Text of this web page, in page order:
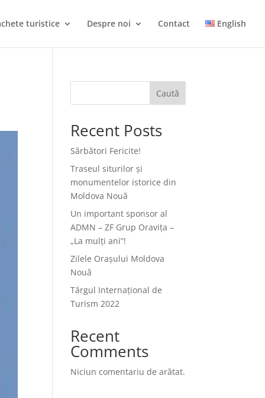
turistice Despre noi Contact English
Caută
Recent Posts
Sărbători Fericite!
Traseul siturilor și
monumentelor istorice din
Moldova Nouă
Un important sponsor al
ADMN – ZF Grup Oravița –
„La mulți ani”!
Zilele Orașului Moldova
Nouă
Târgul Internațional de
Turism 2022
Recent
Comments
Niciun comentariu de arătat.